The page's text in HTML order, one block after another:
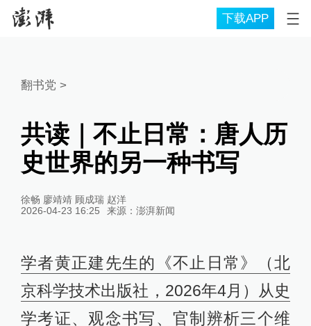
下载APP
翻书党 >
共读｜不止日常：唐人历
史世界的另一种书写
徐畅 廖靖靖 顾成瑞 赵洋
2026-04-23 16:25
来源： 澎湃新闻
学者黄正建先生的《不止日常》（北
京科学技术出版社，2026年4月）从史
学考证、观念书写、官制辨析三个维